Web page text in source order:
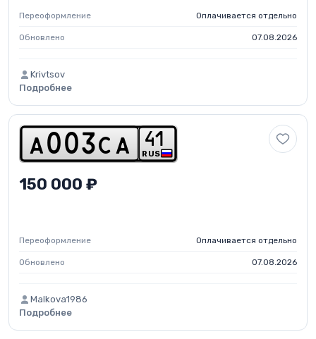
Переоформление Оплачивается отдельно
Обновлено 07.08.2026
Krivtsov
Подробнее
a 0 0 3 c a RUS
41
150 000 ₽
Переоформление Оплачивается отдельно
Обновлено 07.08.2026
Malkova1986
Подробнее